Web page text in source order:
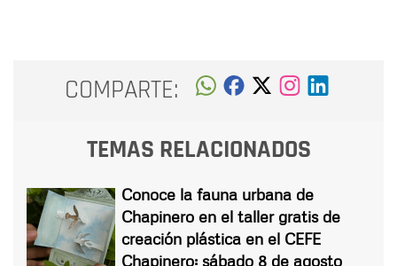
COMPARTE:
TEMAS RELACIONADOS
Conoce la fauna urbana de
Chapinero en el taller gratis de
creación plástica en el CEFE
Chapinero: sábado 8 de agosto